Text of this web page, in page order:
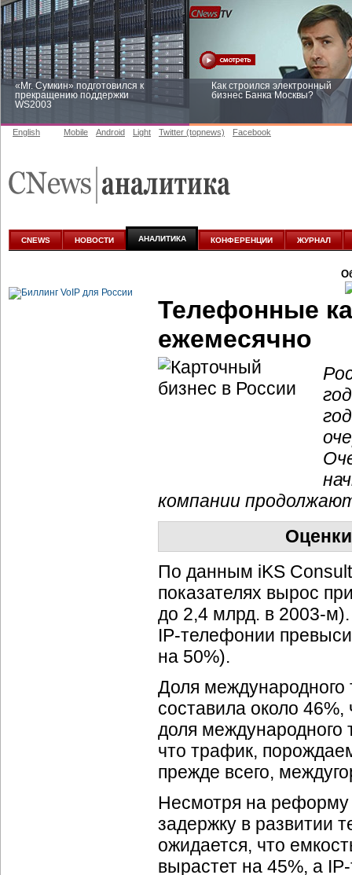
«Mr. Сумкин» подготовился к
прекращению поддержки
WS2003
Как строился электронный
бизнес Банка Москвы?
аналитике
English Mobile Android Light Twitter (topnews) Facebook
CNEWS НОВОСТИ АНАЛИТИКА КОНФЕРЕНЦИИ ЖУРНАЛ
Телефонные
ежемесячно
компании
По данным iKS
показателях вырос
до 2,4 млрд. в 2003-
IP-телефонии
на 50%).
Доля
составила около
доля международного
что трафик,
прежде всего,
Несмотря на реформу
задержку в развитии
ожидается, что
вырастет на 45%, а